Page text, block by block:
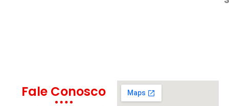
Fale Conosco